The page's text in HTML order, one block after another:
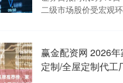
二级市场股价受宏观
赢金配资网 2026
定制/全屋定制代工